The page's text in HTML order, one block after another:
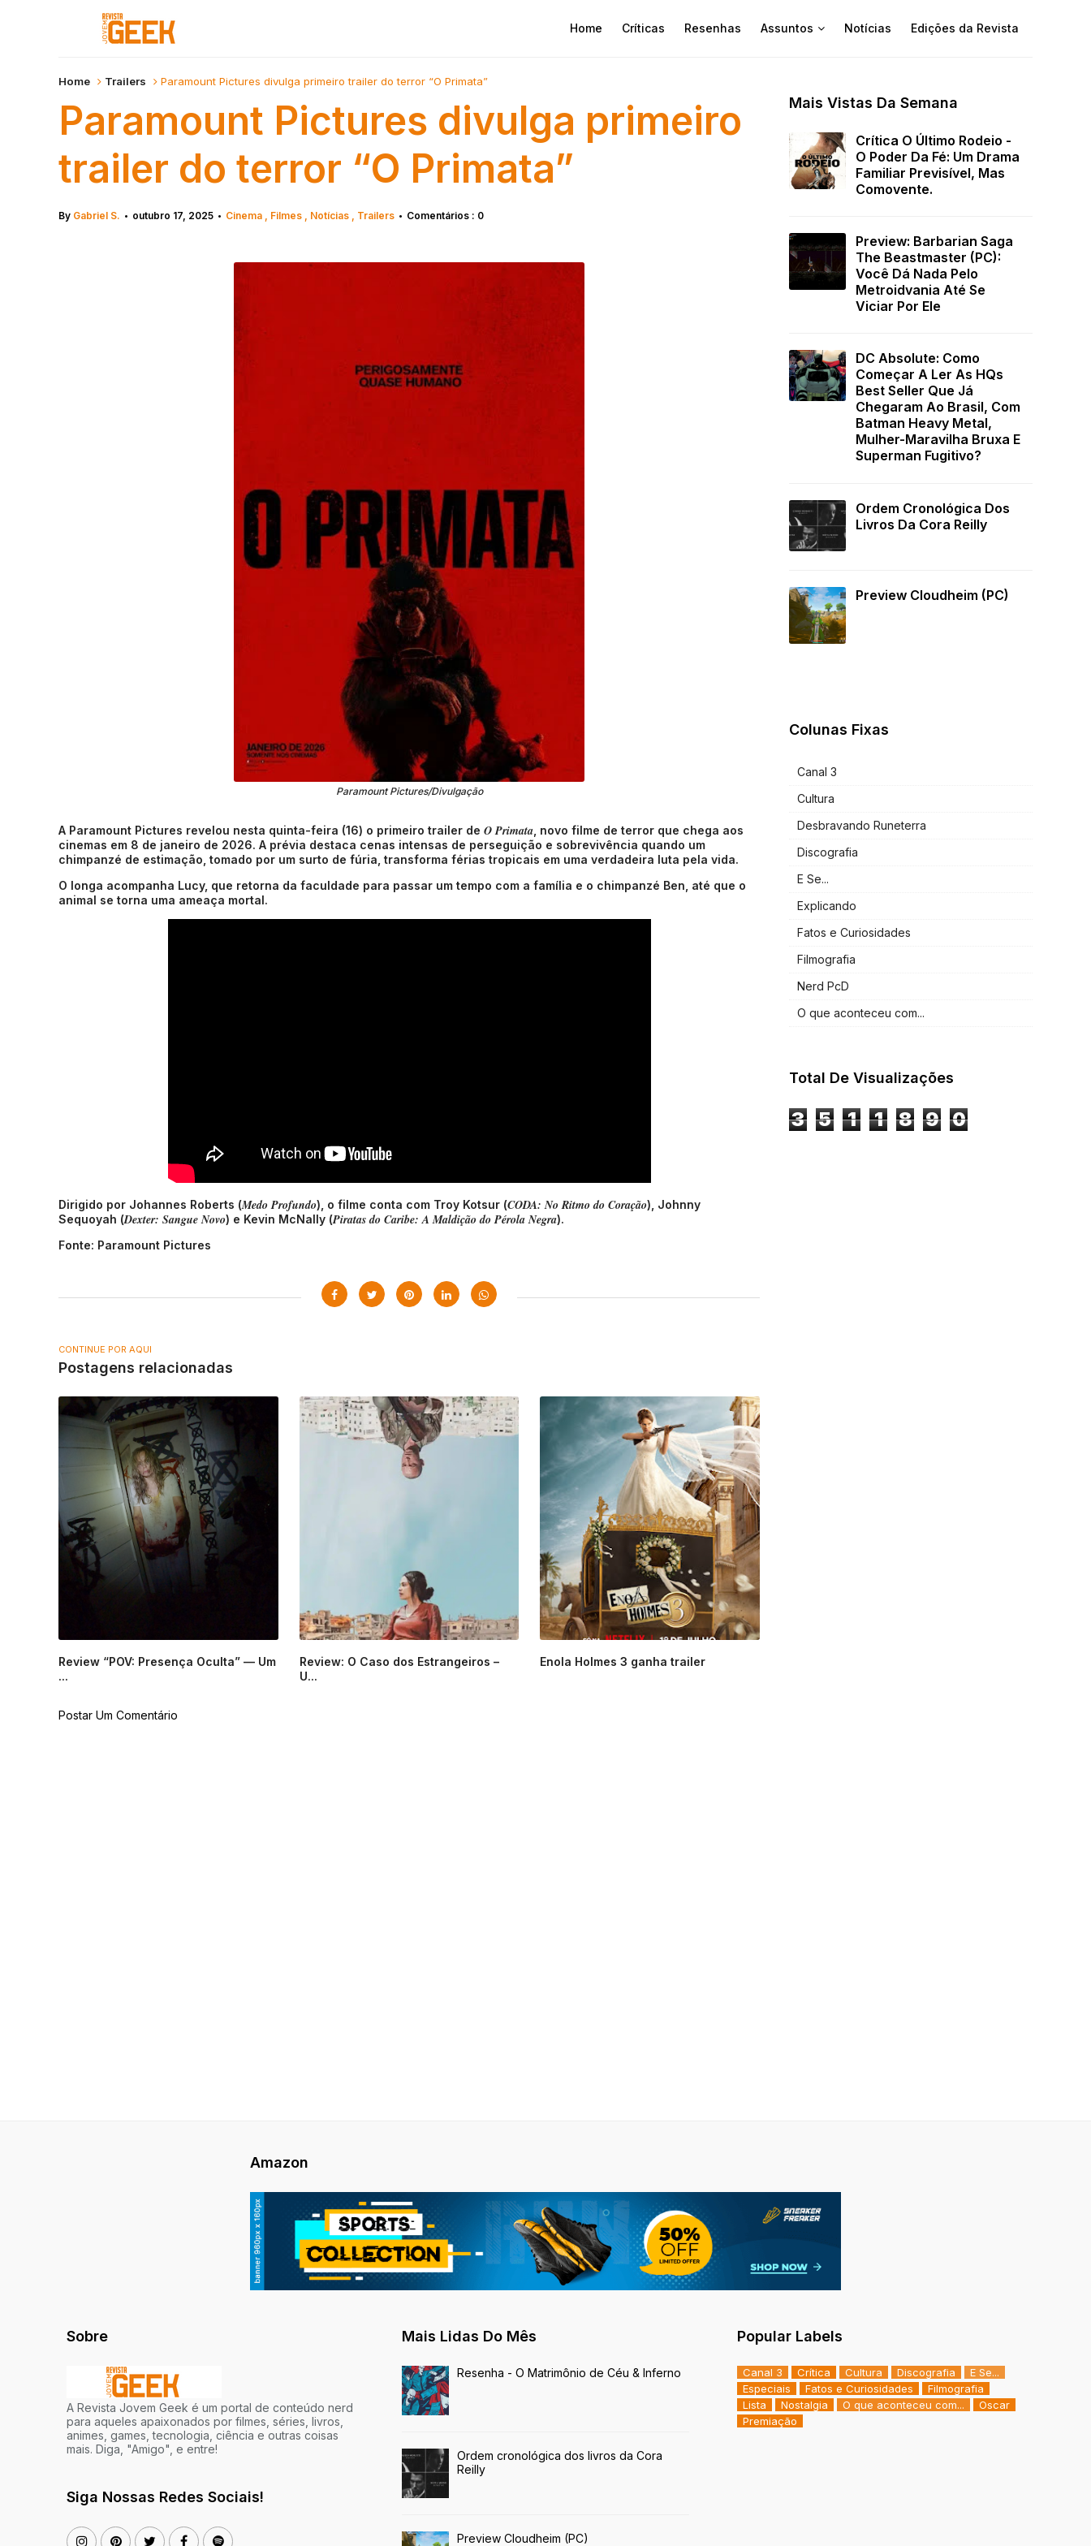
Home Críticas Resenhas Assuntos Notícias Edições da Revista
Home Trailers Paramount Pictures divulga primeiro trailer do terror “O Primata”
Paramount Pictures divulga primeiro
trailer do terror “O Primata”
By Gabriel S. • outubro 17, 2025 • Cinema Filmes Notícias Trailers • Comentários : 0
Paramount Pictures/Divulgação
A Paramount Pictures revelou nesta quinta-feira (16) o primeiro trailer de O Primata , novo filme de terror que chega aos
cinemas em 8 de janeiro de 2026. A prévia destaca cenas intensas de perseguição e sobrevivência quando um
chimpanzé de estimação, tomado por um surto de fúria, transforma férias tropicais em uma verdadeira luta pela vida.
O longa acompanha Lucy, que retorna da faculdade para passar um tempo com a família e o chimpanzé Ben, até que o
animal se torna uma ameaça mortal.
Dirigido por Johannes Roberts (Medo Profundo), o filme conta com Troy Kotsur (CODA: No Ritmo do Coração), Johnny
Sequoyah (Dexter: Sangue Novo) e Kevin McNally (Piratas do Caribe: A Maldição do Pérola Negra).
Fonte: Paramount Pictures
CONTINUE POR AQUI
Postagens relacionadas
Review “POV: Presença Oculta” — Um
...
Review: O Caso dos Estrangeiros –
U...
Enola Holmes 3 ganha trailer
Postar Um Comentário
Mais Vistas Da Semana
Crítica O Último Rodeio -
O Poder Da Fé: Um Drama
Familiar Previsível, Mas
Comovente.
Preview: Barbarian Saga
The Beastmaster (PC):
Você Dá Nada Pelo
Metroidvania Até Se
Viciar Por Ele
DC Absolute: Como
Começar A Ler As HQs
Best Seller Que Já
Chegaram Ao Brasil, Com
Batman Heavy Metal,
Mulher-Maravilha Bruxa E
Superman Fugitivo?
Ordem Cronológica Dos
Livros Da Cora Reilly
Preview Cloudheim (PC)
Colunas Fixas
Canal 3
Cultura
Desbravando Runeterra
Discografia
E Se...
Explicando
Fatos e Curiosidades
Filmografia
Nerd PcD
O que aconteceu com...
Total De Visualizações
3 5 1 1 8 9 0
Amazon
Sobre
A Revista Jovem Geek é um portal de conteúdo nerd
para aqueles apaixonados por filmes, séries, livros,
animes, games, tecnologia, ciência e outras coisas
mais. Diga, "Amigo", e entre!
Siga Nossas Redes Sociais!
Mais Lidas Do Mês
Resenha - O Matrimônio de Céu & Inferno
Ordem cronológica dos livros da Cora
Reilly
Preview Cloudheim (PC)
Popular Labels
Canal 3 Crítica Cultura Discografia
E Se...
Especiais
Fatos e Curiosidades
Filmografia
Lista
Nostalgia O que aconteceu com...
Oscar
Premiação